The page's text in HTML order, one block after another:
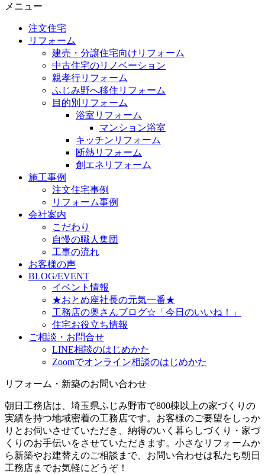
メニュー
注文住宅
リフォーム
建売・分譲住宅向けリフォーム
中古住宅のリノベーション
親孝行リフォーム
ふじみ野へ移住リフォーム
目的別リフォーム
浴室リフォーム
マンション浴室
キッチンリフォーム
断熱リフォーム
創エネリフォーム
施工事例
注文住宅事例
リフォーム事例
会社案内
こだわり
自慢の職人集団
工事の流れ
お客様の声
BLOG/EVENT
イベント情報
★おとめ座社長の元気一番★
工務店の奥さんブログ☆「今日のいいね！」
住宅お役立ち情報
ご相談・お問合せ
LINE相談のはじめかた
Zoomでオンライン相談のはじめかた
リフォーム・新築のお問い合わせ
朝日工務店は、埼玉県ふじみ野市で800棟以上の家づくりの
実績を持つ地域密着の工務店です。お客様のご要望をしっか
りとお伺いさせていただき、納得のいく暮らしづくり・家づ
くりのお手伝いをさせていただきます。小さなリフォームか
ら新築やお建替えのご相談まで、お問い合わせは私たち朝日
工務店までお気軽にどうぞ！